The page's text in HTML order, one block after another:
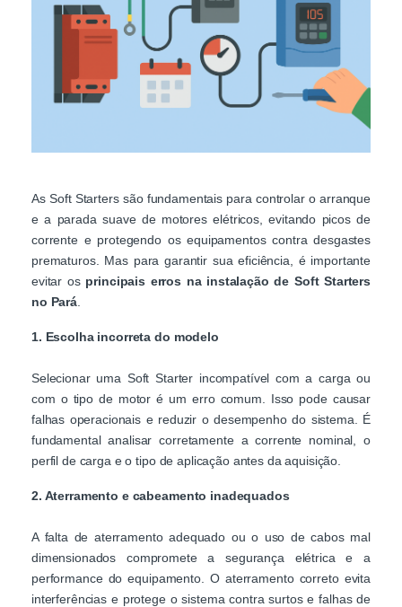
As Soft Starters são fundamentais para controlar o arranque
e a parada suave de motores elétricos, evitando picos de
corrente e protegendo os equipamentos contra desgastes
prematuros. Mas para garantir sua eficiência, é importante
evitar os principais erros na instalação de Soft Starters
no Pará
1. Escolha incorreta do modelo
Selecionar uma Soft Starter incompatível com a carga ou
com o tipo de motor é um erro comum. Isso pode causar
falhas operacionais e reduzir o desempenho do sistema. É
fundamental analisar corretamente a corrente nominal, o
perfil de carga e o tipo de aplicação antes da aquisição.
2. Aterramento e cabeamento inadequados
A falta de aterramento adequado ou o uso de cabos mal
dimensionados compromete a segurança elétrica e a
performance do equipamento. O aterramento correto evita
interferências e protege o sistema contra surtos e falhas de